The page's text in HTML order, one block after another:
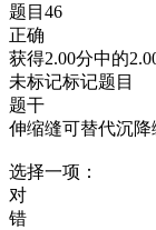
题目46
正确
获得2.00分中的
未标记标记题目
题干
伸缩缝可替代沉降
选择一项：
对
错